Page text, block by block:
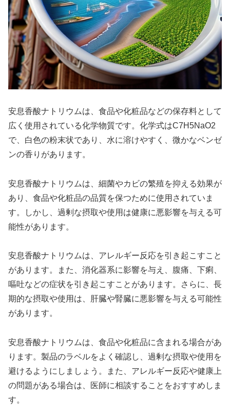
安息香酸ナトリウムは、食品や化粧品などの保存料として
広く使用されている化学物質です。化学式はC7H5NaO2
で、白色の粉末状であり、水に溶けやすく、微かなベンゼ
ンの香りがあります。
安息香酸ナトリウムは、細菌やカビの繁殖を抑える効果が
あり、食品や化粧品の品質を保つために使用されていま
す。しかし、過剰な摂取や使用は健康に悪影響を与える可
能性があります。
安息香酸ナトリウムは、アレルギー反応を引き起こすこと
があります。また、消化器系に影響を与え、腹痛、下痢、
嘔吐などの症状を引き起こすことがあります。さらに、長
期的な摂取や使用は、肝臓や腎臓に悪影響を与える可能性
があります。
安息香酸ナトリウムは、食品や化粧品に含まれる場合があ
ります。製品のラベルをよく確認し、過剰な摂取や使用を
避けるようにしましょう。また、アレルギー反応や健康上
の問題がある場合は、医師に相談することをおすすめしま
す。